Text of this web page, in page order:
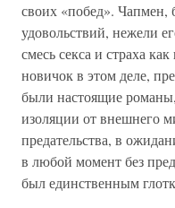
своих «побед».
удовольствий, нежели
смесь секса и страха
новичок в этом деле,
были настоящие
изоляции от внешнего
предательства, в
в любой момент без
был единственным